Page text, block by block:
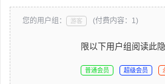
您的用户组： 游客 (付费内容：1)
限以下用户组阅读此
普通会员 超级会员